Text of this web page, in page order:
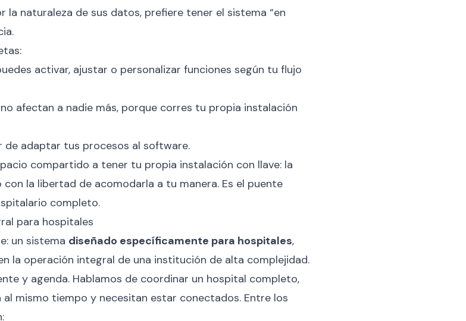
la naturaleza de sus datos, prefiere tener el sistema “en
activar, ajustar o personalizar funciones según tu flujo
afectan a nadie más, porque corres tu propia instalación
de adaptar tus procesos al software.
compartido a tener tu propia instalación con llave: la
la libertad de acomodarla a tu manera. Es el puente
completo.
para hospitales
un sistema diseñado específicamente para hospitales,
la operación integral de una institución de alta complejidad.
y agenda. Hablamos de coordinar un hospital completo,
mismo tiempo y necesitan estar conectados. Entre los